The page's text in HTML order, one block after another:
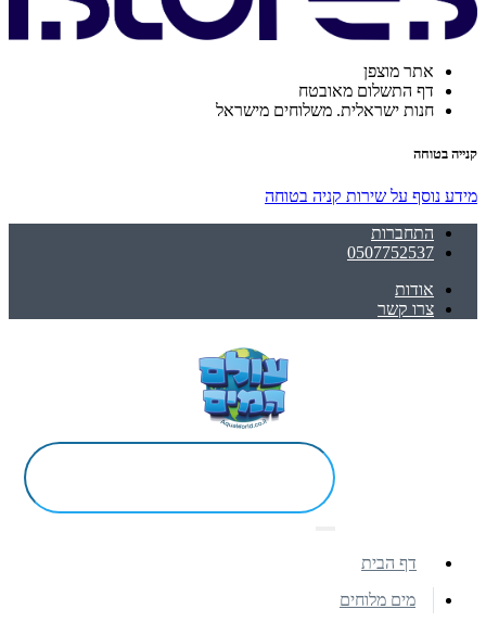
אתר מוצפן
דף התשלום מאובטח
חנות ישראלית. משלוחים מישראל
קנייה בטוחה
מידע נוסף על שירות קניה בטוחה
התחברות
0507752537
אודות
צרו קשר
דף הבית
מים מלוחים